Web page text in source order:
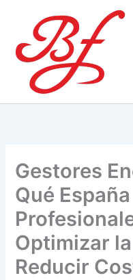
contenido
Gestores
Qué
Optimizar
Reducir